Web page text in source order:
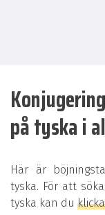
på tyska i
Här är
tyska. För att
tyska kan du